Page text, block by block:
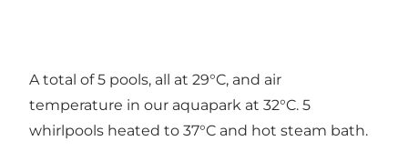
A total of 5 pools, all at 29°C, and air
temperature in our aquapark at 32°C. 5
whirlpools heated to 37°C and hot steam bath.